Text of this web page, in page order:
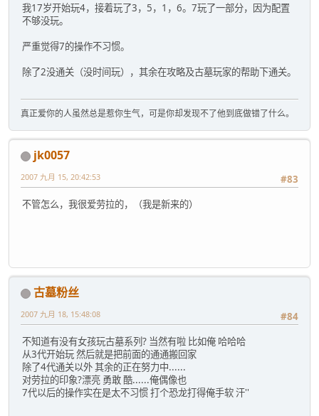
我17岁开始玩4，接着玩了3，5，1，6。7玩了一部分，因为配置
不够没玩。
严重觉得7的操作不习惯。
除了2没通关（没时间玩），其余在攻略及古墓玩家的帮助下通关。
真正爱你的人虽然总是惹你生气，可是你却发现不了他到底做错了什么。
jk0057
#83
2007 九月 15, 20:42:53
不管怎么，我很爱劳拉的，（我是新来的）
古墓粉丝
#84
2007 九月 18, 15:48:08
不知道有没有女孩玩古墓系列? 当然有啦 比如俺 哈哈哈
从3代开始玩 然后就是把前面的通通搬回家
除了4代通关以外 其余的正在努力中......
对劳拉的印象?漂亮 勇敢 酷......俺偶像也
7代以后的操作实在是太不习惯 打个恐龙打得俺手软 汗''